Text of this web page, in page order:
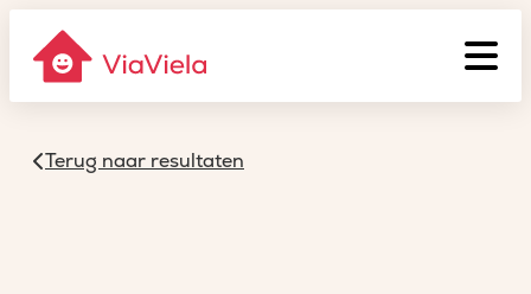
Terug naar resultaten